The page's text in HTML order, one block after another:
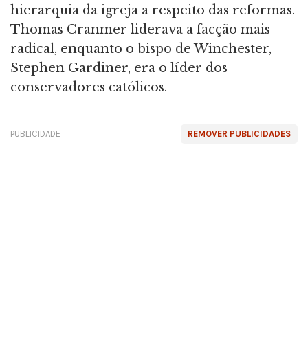
hierarquia da igreja a respeito das reformas.
Thomas Cranmer liderava a facção mais
radical, enquanto o bispo de Winchester,
Stephen Gardiner, era o líder dos
conservadores católicos.
REMOVER PUBLICIDADES
PUBLICIDADE